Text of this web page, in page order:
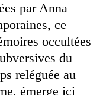
par Anna
ce
occultées
du
reléguée au
émerge ici